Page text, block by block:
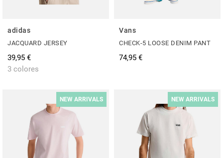
adidas
JACQUARD JERSEY
39,95 €
3 colores
Vans
CHECK-5 LOOSE DENIM PANT
74,95 €
NEW ARRIVALS NEW ARRIVALS